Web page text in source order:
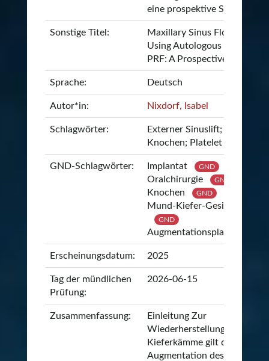
eine prospektive Studie
Sonstige Titel:
Maxillary Sinus Floor
Using Autologous Bone and
PRF: A Prospective Study
Sprache: Deutsch
Autor*in: Nixdorf, Isabel
Schlagwörter:
Externer Sinuslift; Autologer
Knochen; Platelet Rich
GND-Schlagwörter: Implantat GND
Oralchirurgie GND
Knochen GND
Mund-Kiefer-Gesichts-
GND
Augmentationsplastik
Erscheinungsdatum: 2025
Tag der mündlichen
Prüfung:
2026-06-15
Zusammenfassung:
Einleitung Zur
Wiederherstellung
Kieferkämme gilt die
Augmentation des